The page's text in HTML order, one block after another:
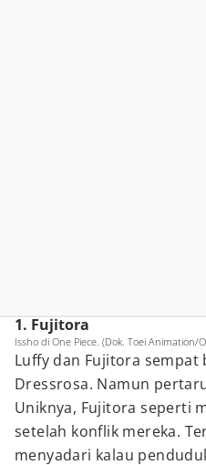
1. Fujitora
Issho di One Piece. (Dok. Toei Animation/
Luffy dan Fujitora
Dressrosa. Namun
Uniknya, Fujitora seperti
setelah konflik mereka.
menyadari kalau